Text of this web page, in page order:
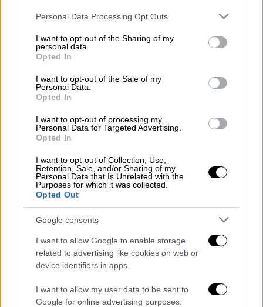
Please note that this website/app uses one or more Google
not limited to your visit or usage behaviour. You may click to
grant or deny consent to Google and its third-party tags to
use your data for below specified purposes in below Google
consent section.
Personal Data Processing Opt Outs
I want to opt-out of the Sharing of my
personal data.
Opted In
I want to opt-out of the Sale of my
Personal Data.
Opted In
I want to opt-out of processing my
Personal Data for Targeted Advertising.
Opted In
I want to opt-out of Collection, Use,
Retention, Sale, and/or Sharing of my
Personal Data that Is Unrelated with the
Purposes for which it was collected.
Opted Out
Google consents
I want to allow Google to enable storage
related to advertising like cookies on web or
device identifiers in apps.
I want to allow my user data to be sent to
Google for online advertising purposes.
Κόσμος|04.12.2022 15:47
Οργή για αεροπορική εταιρεία: Βίντεο
να χτυπούν τις αποσκευές επιβατών
Το βίντεο δείχνει τους χειριστές να
χτυπούν σκόπιμα τις αποσκευές και τις
τσάντες